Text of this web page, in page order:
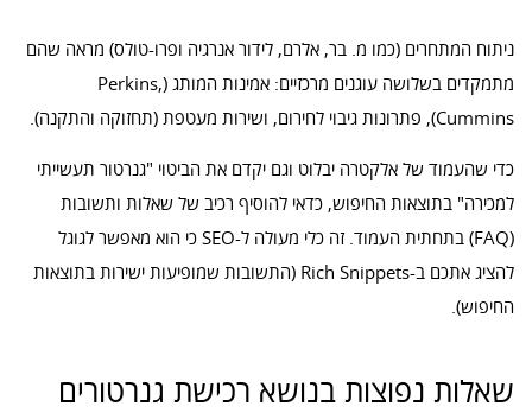
ניתוח המתחרים (כמו מ. בר, אלרם, לידור אנרגיה ופרו-טולס) מראה שהם
מתמקדים בשלושה עוגנים מרכזיים: אמינות המותג (Perkins,
Cummins), פתרונות גיבוי לחירום, ושירות מעטפת (תחזוקה והתקנה).
כדי שהעמוד של אלקטרה יבלוט וגם יקדם את הביטוי "גנרטור תעשייתי
למכירה" בתוצאות החיפוש, כדאי להוסיף רכיב של שאלות ותשובות
(FAQ) בתחתית העמוד. זה כלי מעולה ל-SEO כי הוא מאפשר לגוגל
להציג אתכם ב-Rich Snippets (התשובות שמופיעות ישירות בתוצאות
החיפוש).
שאלות נפוצות בנושא רכישת גנרטורים